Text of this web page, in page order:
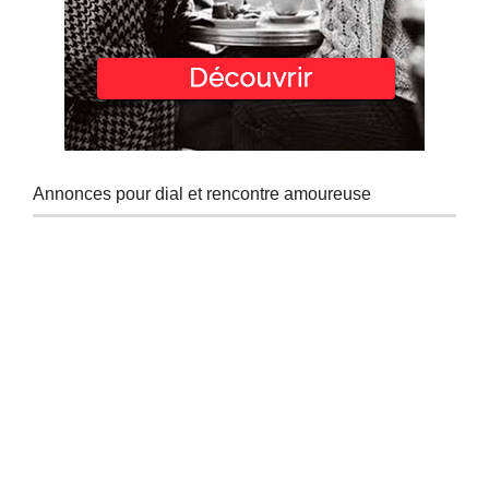
Annonces pour dial et rencontre amoureuse